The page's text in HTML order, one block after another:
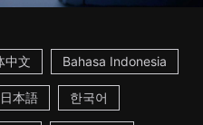
中文 Bahasa Indonesia
日本語 한국어